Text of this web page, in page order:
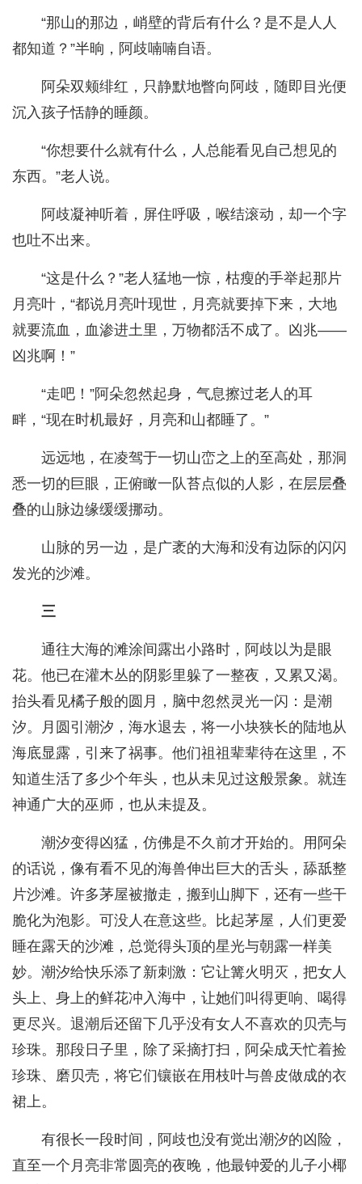
“那山的那边，峭壁的背后有什么？是不是人人
都知道？”半晌，阿歧喃喃自语。
阿朵双颊绯红，只静默地瞥向阿歧，随即目光便
沉入孩子恬静的睡颜。
“你想要什么就有什么，人总能看见自己想见的
东西。”老人说。
阿歧凝神听着，屏住呼吸，喉结滚动，却一个字
也吐不出来。
“这是什么？”老人猛地一惊，枯瘦的手举起那片
月亮叶，“都说月亮叶现世，月亮就要掉下来，大地
就要流血，血渗进土里，万物都活不成了。凶兆——
凶兆啊！”
“走吧！”阿朵忽然起身，气息擦过老人的耳
畔，“现在时机最好，月亮和山都睡了。”
远远地，在凌驾于一切山峦之上的至高处，那洞
悉一切的巨眼，正俯瞰一队苔点似的人影，在层层叠
叠的山脉边缘缓缓挪动。
山脉的另一边，是广袤的大海和没有边际的闪闪
发光的沙滩。
三
通往大海的滩涂间露出小路时，阿歧以为是眼
花。他已在灌木丛的阴影里躲了一整夜，又累又渴。
抬头看见橘子般的圆月，脑中忽然灵光一闪：是潮
汐。月圆引潮汐，海水退去，将一小块狭长的陆地从
海底显露，引来了祸事。他们祖祖辈辈待在这里，不
知道生活了多少个年头，也从未见过这般景象。就连
神通广大的巫师，也从未提及。
潮汐变得凶猛，仿佛是不久前才开始的。用阿朵
的话说，像有看不见的海兽伸出巨大的舌头，舔舐整
片沙滩。许多茅屋被撤走，搬到山脚下，还有一些干
脆化为泡影。可没人在意这些。比起茅屋，人们更爱
睡在露天的沙滩，总觉得头顶的星光与朝露一样美
妙。潮汐给快乐添了新刺激：它让篝火明灭，把女人
头上、身上的鲜花冲入海中，让她们叫得更响、喝得
更尽兴。退潮后还留下几乎没有女人不喜欢的贝壳与
珍珠。那段日子里，除了采摘打扫，阿朵成天忙着捡
珍珠、磨贝壳，将它们镶嵌在用枝叶与兽皮做成的衣
裙上。
有很长一段时间，阿歧也没有觉出潮汐的凶险，
直至一个月亮非常圆亮的夜晚，他最钟爱的儿子小椰